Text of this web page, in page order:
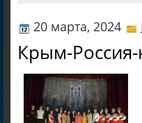
20 марта, 2024
Крым-Россия-